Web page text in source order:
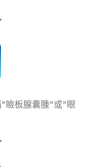
"瞼板腺囊腫"或"眼